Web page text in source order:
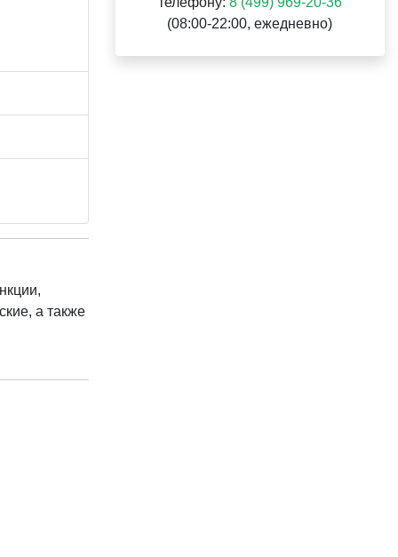
а также
(08:00-22:00, ежедневно)